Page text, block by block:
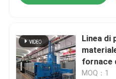
Linea di
fornace
della
MOQ：1